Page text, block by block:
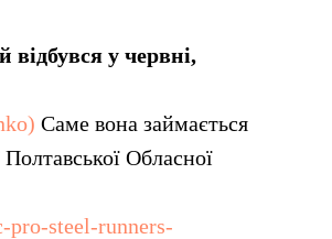
відбувся у червні,
Саме вона займається
Обласної
steel-runners-